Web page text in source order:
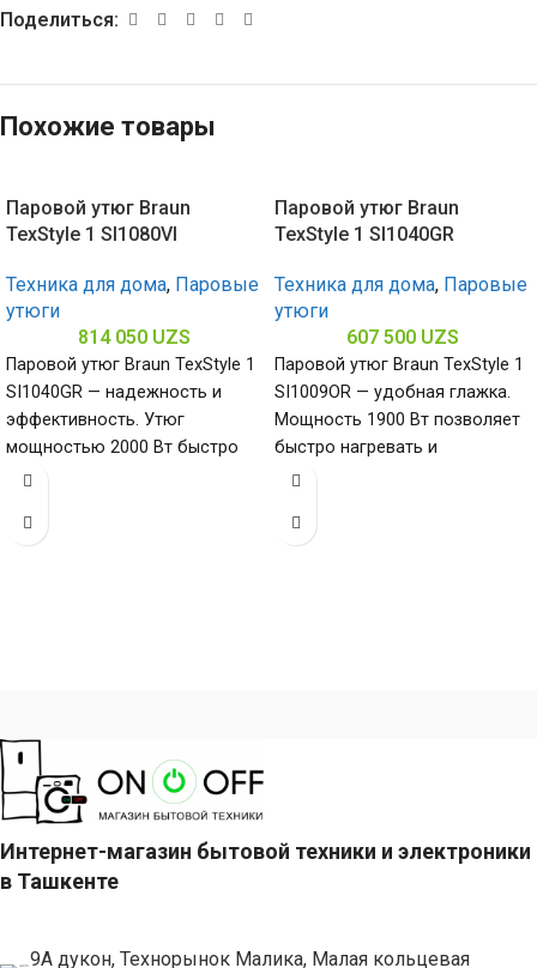
Поделиться:
Похожие товары
Паровой утюг Braun
TexStyle 1 SI1080VI
Техника для дома, Паровые
утюги
814 050 UZS
Паровой утюг Braun TexStyle 1
SI1040GR — надежность и
эффективность. Утюг
мощностью 2000 Вт быстро
справляется со складами, а
Паровой утюг Braun
TexStyle 1 SI1040GR
Техника для дома, Паровые
утюги
607 500 UZS
Паровой утюг Braun TexStyle 1
SI1009OR — удобная глажка.
Мощность 1900 Вт позволяет
быстро нагревать и
эффективно разглаживать
Интернет-магазин бытовой техники и электроники
в Ташкенте
9А дукон, Технорынок Малика, Малая кольцевая